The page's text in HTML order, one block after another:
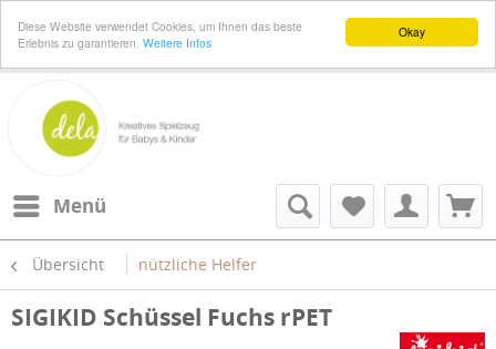
Okay
Diese Website verwendet Cookies, um Ihnen das beste
Erlebnis zu garantieren. Weitere Infos
Menü
Übersicht nützliche Helfer
SIGIKID Schüssel Fuchs rPET